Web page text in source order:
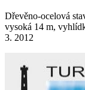
Dřevěno-ocelová
vysoká 14 m,
3. 2012